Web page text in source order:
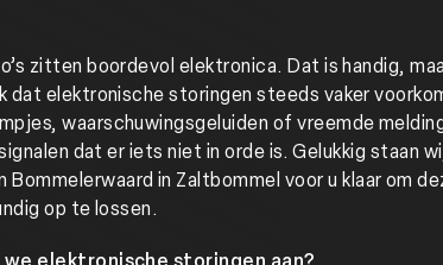
zitten boordevol elektronica. Dat is handig,
dat elektronische storingen steeds vaker
waarschuwingsgeluiden of vreemde
dat er iets niet in orde is. Gelukkig staan
Bommelerwaard in Zaltbommel voor u klaar om
op te lossen.